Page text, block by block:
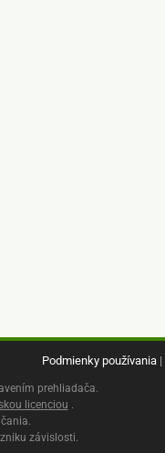
Podmienky používania |
prehliadača.
licenciou
závislosti.